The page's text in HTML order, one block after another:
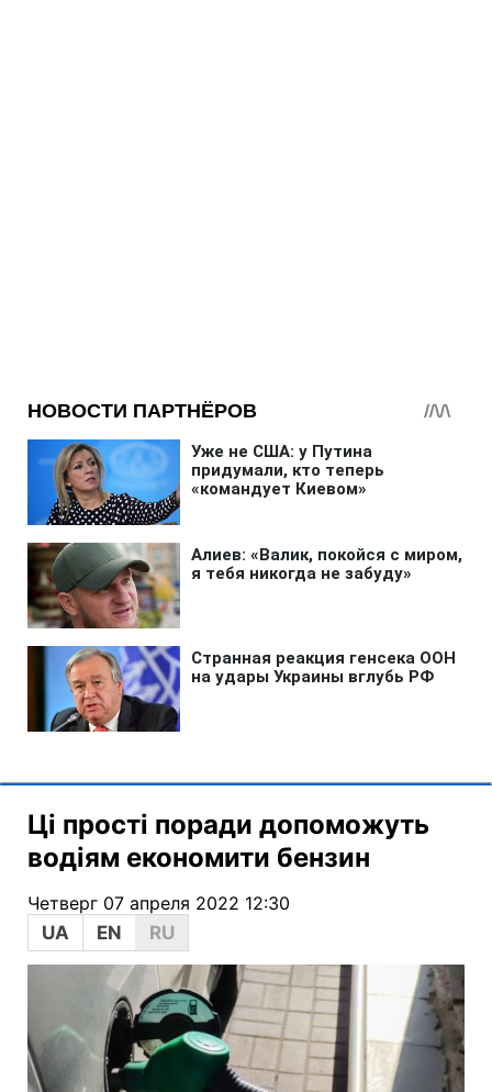
Ці прості поради допоможуть
водіям економити бензин
Четверг 07 апреля 2022 12:30
UA
EN RU